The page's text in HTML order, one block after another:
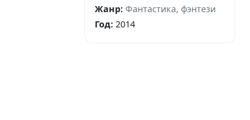
Жанр: Фантастика, фэнтези
Год: 2014